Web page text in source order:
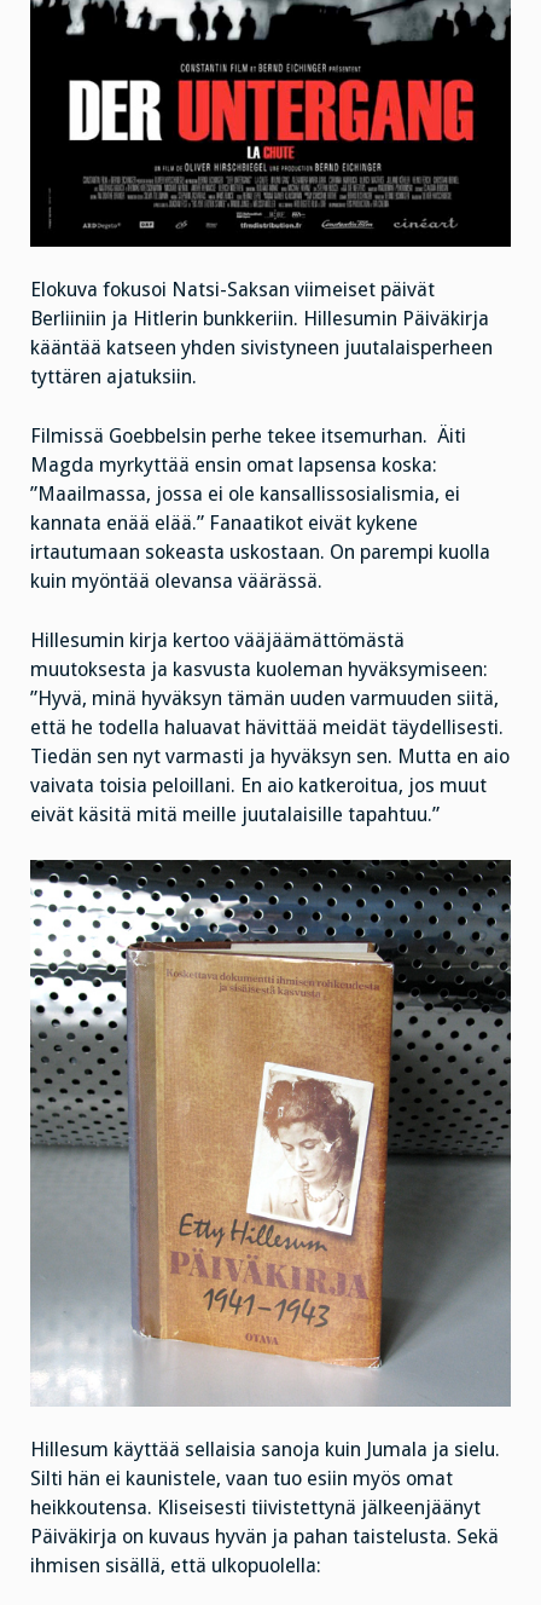
Elokuva fokusoi Natsi-Saksan viimeiset päivät
Berliiniin ja Hitlerin bunkkeriin. Hillesumin Päiväkirja
kääntää katseen yhden sivistyneen juutalaisperheen
tyttären ajatuksiin.
Filmissä Goebbelsin perhe tekee itsemurhan. Äiti
Magda myrkyttää ensin omat lapsensa koska:
”Maailmassa, jossa ei ole kansallissosialismia, ei
kannata enää elää.” Fanaatikot eivät kykene
irtautumaan sokeasta uskostaan. On parempi kuolla
kuin myöntää olevansa väärässä.
Hillesumin kirja kertoo vääjäämättömästä
muutoksesta ja kasvusta kuoleman hyväksymiseen:
”Hyvä, minä hyväksyn tämän uuden varmuuden siitä,
että he todella haluavat hävittää meidät täydellisesti.
Tiedän sen nyt varmasti ja hyväksyn sen. Mutta en aio
vaivata toisia peloillani. En aio katkeroitua, jos muut
eivät käsitä mitä meille juutalaisille tapahtuu.”
Hillesum käyttää sellaisia sanoja kuin Jumala ja sielu.
Silti hän ei kaunistele, vaan tuo esiin myös omat
heikkoutensa. Kliseisesti tiivistettynä jälkeenjäänyt
Päiväkirja on kuvaus hyvän ja pahan taistelusta. Sekä
ihmisen sisällä, että ulkopuolella: